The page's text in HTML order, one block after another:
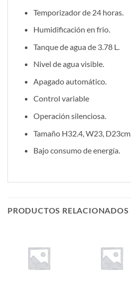
Temporizador de 24 horas.
Humidificación en frio.
Tanque de agua de 3.78 L.
Nivel de agua visible.
Apagado automático.
Control variable
Operación silenciosa.
Tamaño H32.4, W23, D23cm.
Bajo consumo de energía.
PRODUCTOS RELACIONADOS